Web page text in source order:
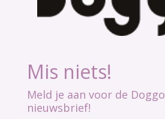
Mis niets!
Meld je aan voor de Doggo
nieuwsbrief!